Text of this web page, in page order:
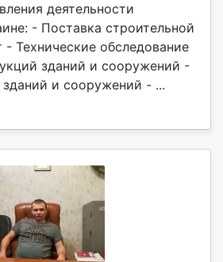
деятельности
- Поставка строительной
- Технические обследование
зданий и сооружений -
зданий и сооружений - ...